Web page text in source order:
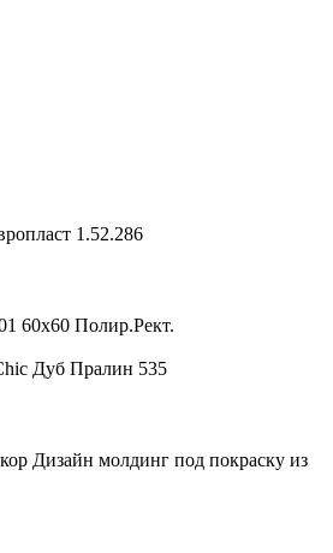
1.52.286
60x60 Полир.Рект.
Дуб Пралин 535
Дизайн молдинг под покраску из